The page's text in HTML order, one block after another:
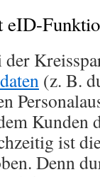
eID-
(z. B.
Kunden
ist
Denn